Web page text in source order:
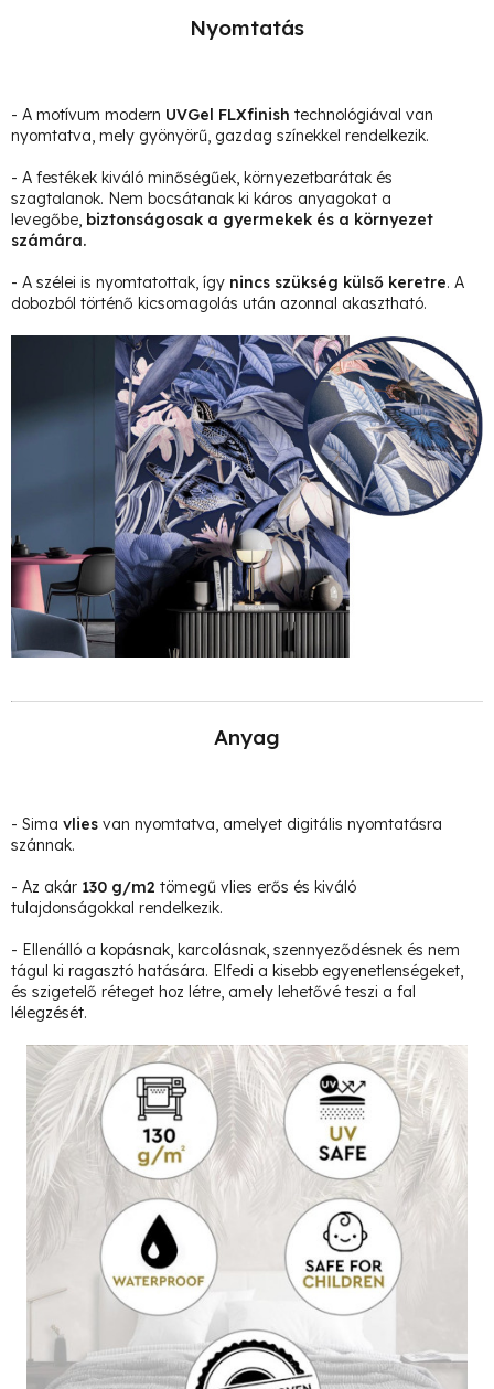
Nyomtatás
- A motívum modern UVGel FLXfinish technológiával van
nyomtatva, mely gyönyörű, gazdag színekkel rendelkezik.
- A festékek kiváló minőségűek, környezetbarátak és
szagtalanok. Nem bocsátanak ki káros anyagokat a
levegőbe, biztonságosak a gyermekek és a környezet
számára.
- A szélei is nyomtatottak, így nincs szükség külső keretre. A
dobozból történő kicsomagolás után azonnal akasztható.
Anyag
- Sima vlies van nyomtatva, amelyet digitális nyomtatásra
szánnak.
- Az akár 130 g/m2 tömegű vlies erős és kiváló
tulajdonságokkal rendelkezik.
- Ellenálló a kopásnak, karcolásnak, szennyeződésnek és nem
tágul ki ragasztó hatására. Elfedi a kisebb egyenetlenségeket,
és szigetelő réteget hoz létre, amely lehetővé teszi a fal
lélegzését.